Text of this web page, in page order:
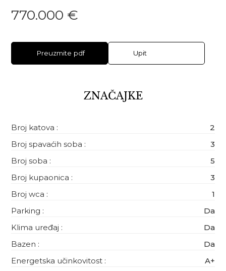
770.000 €
Preuzmite pdf Upit
ZNAČAJKE
Broj katova :
2
Broj spavaćih soba :
3
Broj soba :
5
Broj kupaonica :
3
Broj wca :
1
Parking :
Da
Klima uređaj :
Da
Bazen :
Da
Energetska učinkovitost :
A+